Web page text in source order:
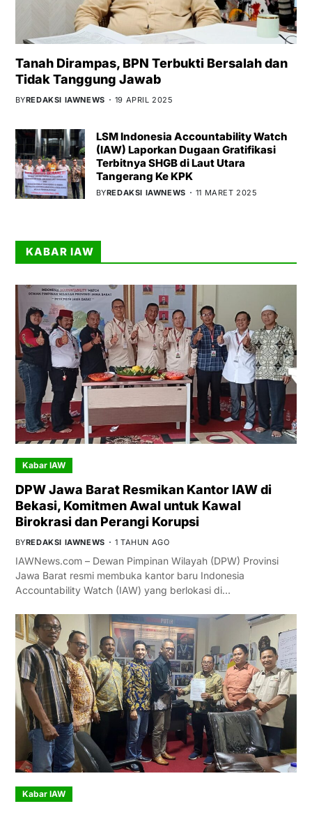
Tanah Dirampas, BPN Terbukti Bersalah dan
Tidak Tanggung Jawab
BYREDAKSI IAWNEWS 19 APRIL 2025
LSM Indonesia Accountability Watch
(IAW) Laporkan Dugaan Gratifikasi
Terbitnya SHGB di Laut Utara
Tangerang Ke KPK
BYREDAKSI IAWNEWS 11 MARET 2025
KABAR IAW
Kabar IAW
DPW Jawa Barat Resmikan Kantor IAW di
Bekasi, Komitmen Awal untuk Kawal
Birokrasi dan Perangi Korupsi
BYREDAKSI IAWNEWS 1 TAHUN AGO
IAWNews.com – Dewan Pimpinan Wilayah (DPW) Provinsi
Jawa Barat resmi membuka kantor baru Indonesia
Accountability Watch (IAW) yang berlokasi di…
Kabar IAW